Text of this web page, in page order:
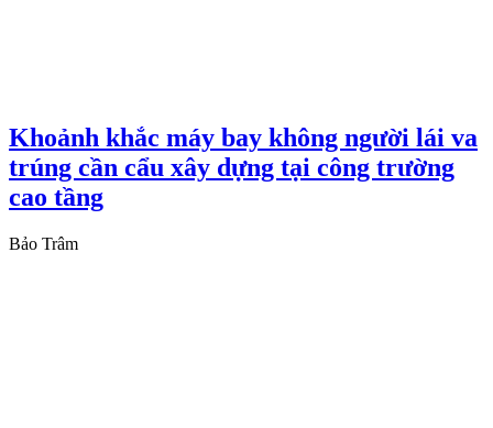
Khoảnh khắc máy bay không người lái va
trúng cần cẩu xây dựng tại công trường
cao tầng
Bảo Trâm